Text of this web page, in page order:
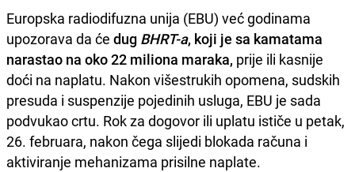
Europska radiodifuzna unija (EBU) već godinama
upozorava da će dug BHRT-a, koji je sa kamatama
narastao na oko 22 miliona maraka, prije ili kasnije
doći na naplatu. Nakon višestrukih opomena, sudskih
presuda i suspenzije pojedinih usluga, EBU je sada
podvukao crtu. Rok za dogovor ili uplatu ističe u petak,
26. februara, nakon čega slijedi blokada računa i
aktiviranje mehanizama prisilne naplate.